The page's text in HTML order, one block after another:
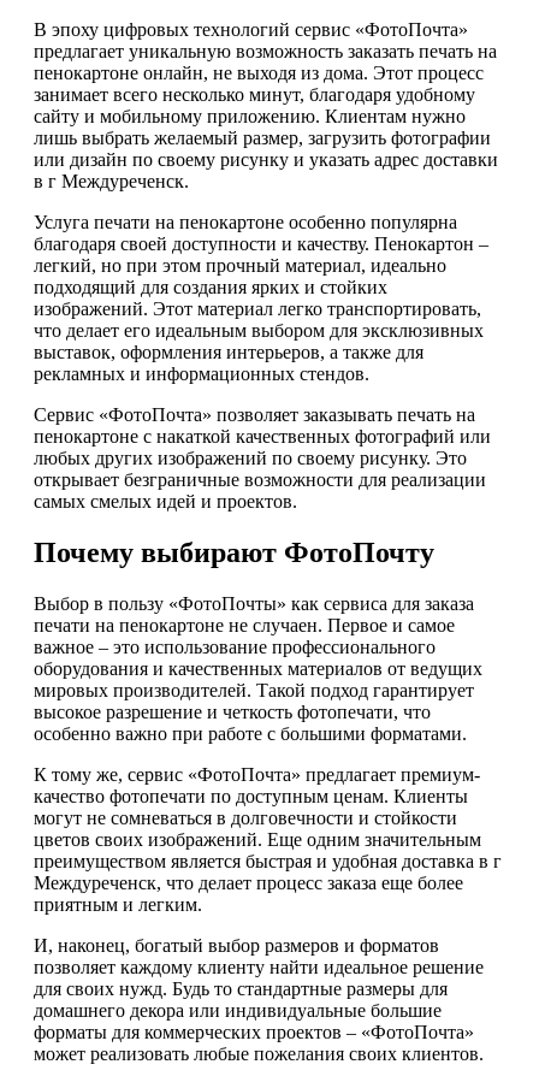
В эпоху цифровых технологий сервис «ФотоПочта»
предлагает уникальную возможность заказать печать на
пенокартоне онлайн, не выходя из дома. Этот процесс
занимает всего несколько минут, благодаря удобному
сайту и мобильному приложению. Клиентам нужно
лишь выбрать желаемый размер, загрузить фотографии
или дизайн по своему рисунку и указать адрес доставки
в г Междуреченск.
Услуга печати на пенокартоне особенно популярна
благодаря своей доступности и качеству. Пенокартон –
легкий, но при этом прочный материал, идеально
подходящий для создания ярких и стойких
изображений. Этот материал легко транспортировать,
что делает его идеальным выбором для эксклюзивных
выставок, оформления интерьеров, а также для
рекламных и информационных стендов.
Сервис «ФотоПочта» позволяет заказывать печать на
пенокартоне с накаткой качественных фотографий или
любых других изображений по своему рисунку. Это
открывает безграничные возможности для реализации
самых смелых идей и проектов.
Почему выбирают ФотоПочту
Выбор в пользу «ФотоПочты» как сервиса для заказа
печати на пенокартоне не случаен. Первое и самое
важное – это использование профессионального
оборудования и качественных материалов от ведущих
мировых производителей. Такой подход гарантирует
высокое разрешение и четкость фотопечати, что
особенно важно при работе с большими форматами.
К тому же, сервис «ФотоПочта» предлагает премиум-
качество фотопечати по доступным ценам. Клиенты
могут не сомневаться в долговечности и стойкости
цветов своих изображений. Еще одним значительным
преимуществом является быстрая и удобная доставка в г
Междуреченск, что делает процесс заказа еще более
приятным и легким.
И, наконец, богатый выбор размеров и форматов
позволяет каждому клиенту найти идеальное решение
для своих нужд. Будь то стандартные размеры для
домашнего декора или индивидуальные большие
форматы для коммерческих проектов – «ФотоПочта»
может реализовать любые пожелания своих клиентов.